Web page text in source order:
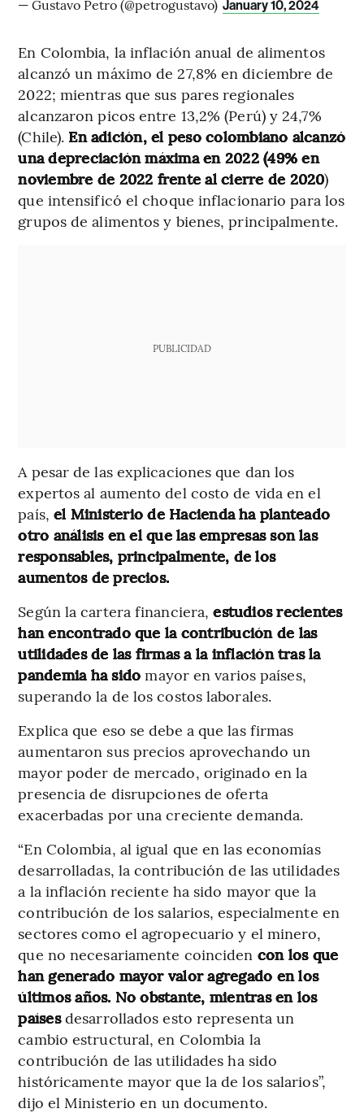
— Gustavo Petro (@petrogustavo) January 10, 2024
En Colombia, la inflación anual de alimentos
alcanzó un máximo de 27,8% en diciembre de
2022; mientras que sus pares regionales
alcanzaron picos entre 13,2% (Perú) y 24,7%
(Chile). En adición, el peso colombiano alcanzó
una depreciación máxima en 2022 (49% en
noviembre de 2022 frente al cierre de 2020)
que intensificó el choque inflacionario para los
grupos de alimentos y bienes, principalmente.
PUBLICIDAD
A pesar de las explicaciones que dan los
expertos al aumento del costo de vida en el
país, el Ministerio de Hacienda ha planteado
otro análisis en el que las empresas son las
responsables, principalmente, de los
aumentos de precios.
Según la cartera financiera,estudios recientes
han encontrado que la contribución de las
utilidades de las firmas a la inflación tras la
pandemia ha sidomayor en varios países,
superando la de los costos laborales.
Explica que eso se debe a que las firmas
aumentaron sus precios aprovechando un
mayor poder de mercado, originado en la
presencia de disrupciones de oferta
exacerbadas por una creciente demanda.
“En Colombia, al igual que en las economías
desarrolladas, la contribución de las utilidades
a la inflación reciente ha sido mayor que la
contribución de los salarios, especialmente en
sectores como el agropecuario y el minero,
que no necesariamente coinciden con los que
han generado mayor valor agregado en los
últimos años. No obstante, mientras en los
paísesdesarrollados esto representa un
cambio estructural, en Colombia la
contribución de las utilidades ha sido
históricamente mayor que la de los salarios”,
dijo el Ministerio en un documento.